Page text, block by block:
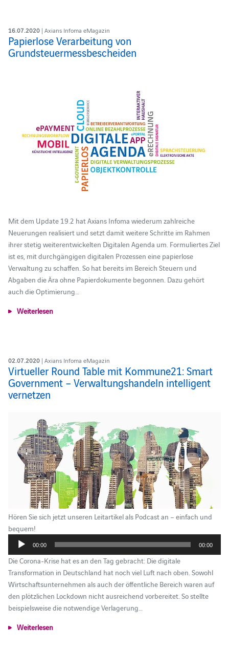
16.07.2020| Axians Infoma eMagazin
Papierlose Verarbeitung von
Grundsteuermessbescheiden
Mit dem Update 19.2 hat Axians Infoma wiederum zahlreiche
Neuerungen realisiert und setzt damit weitere Schritte im Rahmen
ihrer stetig weiterentwickelten Digitalen Agenda um. Formuliertes Ziel
ist es, mit durchgängigen digitalen Prozessen eine papierlose
Verwaltung zu schaffen. So hat bereits im Bereich Steuern und
Abgaben die Ära ohne Papierdokumente begonnen. Dazu gehört
auch die Optimierung…
Weiterlesen
02.07.2020| Axians Infoma eMagazin
Virtueller Round Table mit Kommune21: Smart
Government – Verwaltungshandeln intelligent
vernetzen
Hören Sie sich jetzt unseren Leitartikel als Podcast an – einfach und
bequem!Audio-
00:00 00:00
Die Corona-Krise hat es an den Tag gebracht: Die digitale
Transformation in Deutschland hat noch viel Luft nach oben. Sowohl
Wirtschaftsunternehmen als auch der öffentliche Bereich waren auf
den plötzlichen Lockdown nicht ausreichend vorbereitet. So stellte
beispielsweise die notwendige Verlagerung…
Weiterlesen